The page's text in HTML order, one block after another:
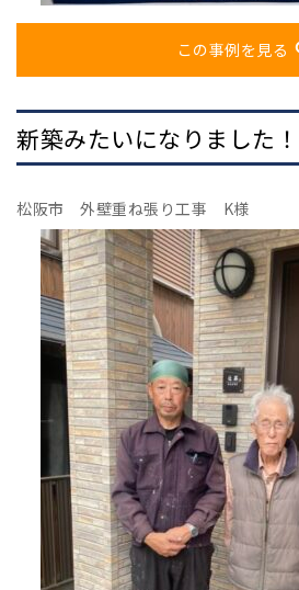
この事例を見る
新築みたいになりました！
松阪市 外壁重ね張り工事 K様